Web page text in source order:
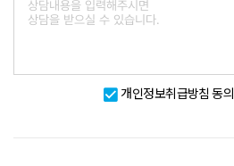
개인정보취급방침 동의